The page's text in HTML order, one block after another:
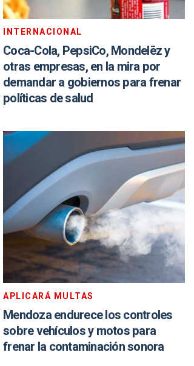
INTERNACIONAL
Coca-Cola, PepsiCo, Mondelēz y
otras empresas, en la mira por
demandar a gobiernos para frenar
políticas de salud
APLICARÁ MULTAS
Mendoza endurece los controles
sobre vehículos y motos para
frenar la contaminación sonora